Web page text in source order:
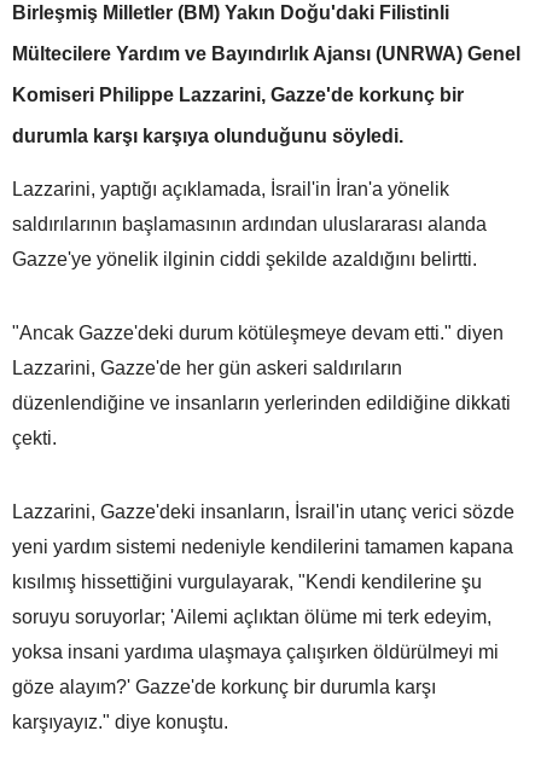
Birleşmiş Milletler (BM) Yakın Doğu'daki Filistinli
Mültecilere Yardım ve Bayındırlık Ajansı (UNRWA) Genel
Komiseri Philippe Lazzarini, Gazze'de korkunç bir
durumla karşı karşıya olunduğunu söyledi.
Lazzarini, yaptığı açıklamada, İsrail'in İran'a yönelik
saldırılarının başlamasının ardından uluslararası alanda
Gazze'ye yönelik ilginin ciddi şekilde azaldığını belirtti.
"Ancak Gazze'deki durum kötüleşmeye devam etti." diyen
Lazzarini, Gazze'de her gün askeri saldırıların
düzenlendiğine ve insanların yerlerinden edildiğine dikkati
çekti.
Lazzarini, Gazze'deki insanların, İsrail'in utanç verici sözde
yeni yardım sistemi nedeniyle kendilerini tamamen kapana
kısılmış hissettiğini vurgulayarak, "Kendi kendilerine şu
soruyu soruyorlar; 'Ailemi açlıktan ölüme mi terk edeyim,
yoksa insani yardıma ulaşmaya çalışırken öldürülmeyi mi
göze alayım?' Gazze'de korkunç bir durumla karşı
karşıyayız." diye konuştu.